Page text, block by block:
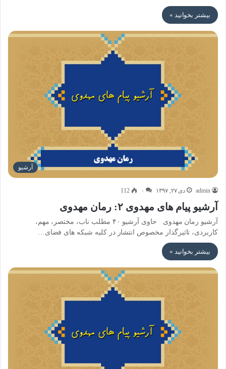
بیشتر بخوانید »
آرشیو
admin دی ۲۷, ۱۳۹۷ ۰ 112
آرشیو پیام های مهدوی ۲: رمان مهدوی
آرشیو رمان مهدوی حاوی آرشیو ۴۰ مطلب ناب، مختصر، مهم،
کاربردی، تاثیرگذار مخصوص انتشار در کلیه شبکه های فضای…
بیشتر بخوانید »